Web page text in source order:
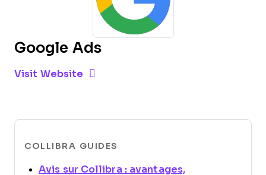
Google Ads
Visit Website Opens New Window
COLLIBRA GUIDES
Avis sur Collibra : avantages,